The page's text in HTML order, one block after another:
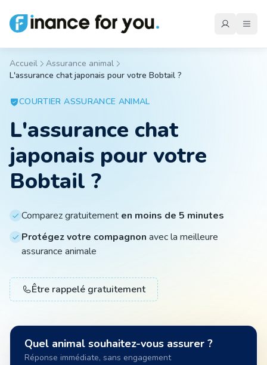
Mutuelle
Moto
Habitation
Animal
Pro
Accueil
Assurance animal
L'assurance chat japonais pour votre Bobtail ?
COURTIERASSURANCE ANIMAL
L'assurance chat
japonais pour votre
Bobtail ?
Comparez gratuitement en moins de 5 minutes
Protégez votre compagnon avec la meilleure
assurance animale
Être rappelé gratuitement
Quel animal souhaitez-vous assurer ?
Réponse immédiate, sans engagement